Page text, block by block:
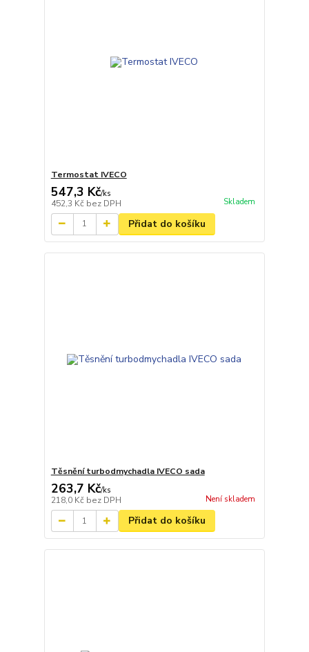
Termostat IVECO
547,3 Kč/ks
452,3 Kč bez DPH Skladem
Přidat do košíku
Těsnění turbodmychadla IVECO sada
263,7 Kč/ks
218,0 Kč bez DPH Není skladem
Přidat do košíku